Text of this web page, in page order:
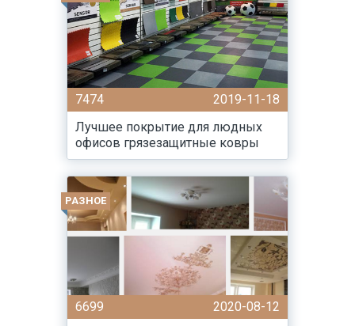
7474
2019-11-18
Лучшее покрытие для людных
офисов грязезащитные ковры
РАЗНОЕ
6699
2020-08-12